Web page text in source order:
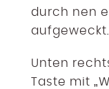
durch nen
aufgeweckt.
Unten
Taste mit